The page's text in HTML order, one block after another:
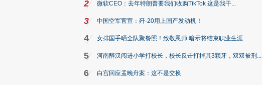
2 微软CEO：去年特朗普要我们收购TikTok 这是我干...
3 中国空军官宣：歼-20用上国产发动机！
4 女排国手晒全队聚餐照！致敬恩师 暗示将结束职业生涯
5 河南醉汉闯进小学打校长，校长反击打掉其3颗牙，双双被刑...
6 白宫回应孟晚舟案：这不是交换